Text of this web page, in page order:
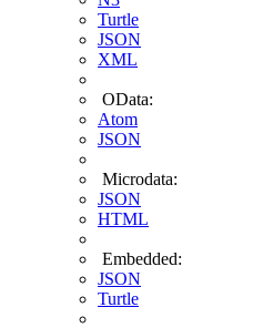
Turtle
JSON
XML
OData:
Atom
JSON
Microdata:
JSON
HTML
Embedded:
JSON
Turtle